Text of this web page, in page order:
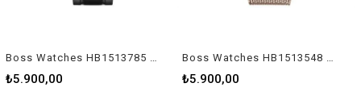
₺5.900,00 ₺5.900,00